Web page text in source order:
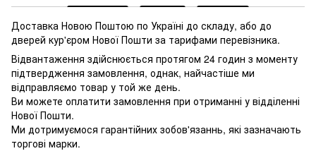
Доставка Новою Поштою по Україні до складу, або до
дверей кур'єром Нової Пошти за тарифами перевізника.
Відвантаження здійснюється протягом 24 годин з моменту
підтвердження замовлення, однак, найчастіше ми
відправляємо товар у той же день.
Ви можете оплатити замовлення при отриманні у відділенні
Нової Пошти.
Ми дотримуємося гарантійних зобов'язаннь, які зазначають
торгові марки.